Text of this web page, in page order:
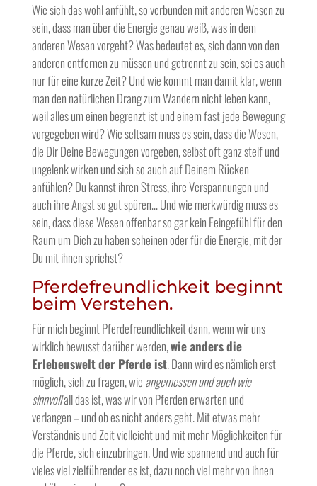
Wie sich das wohl anfühlt, so verbunden mit anderen Wesen zu
sein, dass man über die Energie genau weiß, was in dem
anderen Wesen vorgeht? Was bedeutet es, sich dann von den
anderen entfernen zu müssen und getrennt zu sein, sei es auch
nur für eine kurze Zeit? Und wie kommt man damit klar, wenn
man den natürlichen Drang zum Wandern nicht leben kann,
weil alles um einen begrenzt ist und einem fast jede Bewegung
vorgegeben wird? Wie seltsam muss es sein, dass die Wesen,
die Dir Deine Bewegungen vorgeben, selbst oft ganz steif und
ungelenk wirken und sich so auch auf Deinem Rücken
anfühlen? Du kannst ihren Stress, ihre Verspannungen und
auch ihre Angst so gut spüren… Und wie merkwürdig muss es
sein, dass diese Wesen offenbar so gar kein Feingefühl für den
Raum um Dich zu haben scheinen oder für die Energie, mit der
Du mit ihnen sprichst?
Pferdefreundlichkeit beginnt
beim Verstehen.
Für mich beginnt Pferdefreundlichkeit dann, wenn wir uns
wirklich bewusst darüber werden,wie anders die
Erlebenswelt der Pferde ist. Dann wird es nämlich erst
möglich, sich zu fragen, wie angemessen und auch wie
sinnvollall das ist, was wir von Pferden erwarten und
verlangen – und ob es nicht anders geht. Mit etwas mehr
Verständnis und Zeit vielleicht und mit mehr Möglichkeiten für
die Pferde, sich einzubringen. Und wie spannend und auch für
vieles viel zielführender es ist, dazu noch viel mehr von ihnen